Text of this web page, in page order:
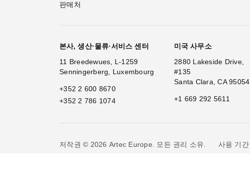
판매처
본사, 생산·물류·서비스 센터
11 Breedewues, L-1259
Senningerberg, Luxembourg
+352 2 600 8670
+352 2 786 1074
미국 사무소
2880 Lakeside Drive,
#135
Santa Clara, CA 95054
+1 669 292 5611
저작권 © 2026 Artec Europe. 모든 권리 소유. 사용 기간